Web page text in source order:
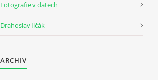
Fotografie v datech
Drahoslav Ilčák
ARCHIV